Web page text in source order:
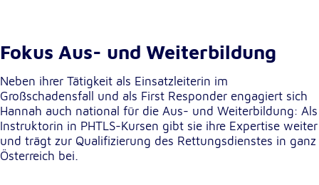
Fokus Aus- und Weiterbildung
Neben ihrer Tätigkeit als Einsatzleiterin im
Großschadensfall und als First Responder engagiert sich
Hannah auch national für die Aus- und Weiterbildung: Als
Instruktorin in PHTLS-Kursen gibt sie ihre Expertise weiter
und trägt zur Qualifizierung des Rettungsdienstes in ganz
Österreich bei.